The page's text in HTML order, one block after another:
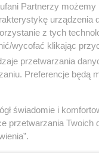
prawo jazdy
się nad psem
a
Partnerzy
urządzenia
z tych
wycofać klikając
przetwarzania
Preferencje będą
świadomie i
przetwarzania Twoich